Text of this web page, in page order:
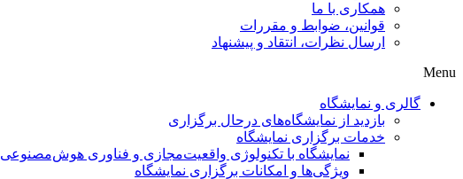
همکاری با ما
قوانین، ضوابط و مقررات
ارسال نظرات، انتقاد و پیشنهاد
Menu
گالری و نمایشگاه
بازدید از نمایشگاه‌های درحال برگزاری
خدمات برگزاری نمایشگاه
نمایشگاه با تکنولوژی واقعیت‌مجازی و فناوری هوش‌مصنوعی
ویژگی‌ها و امکانات برگزاری نمایشگاه